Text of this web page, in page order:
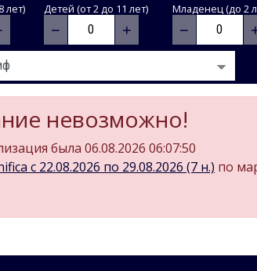
лет) Детей (от 2 до 11 лет)
− +
Младенец (до 2
−
невозможно!
была 06.08.2026 06:07:50
c 22.08.2026 по 29.08.2026 (7 н.) по